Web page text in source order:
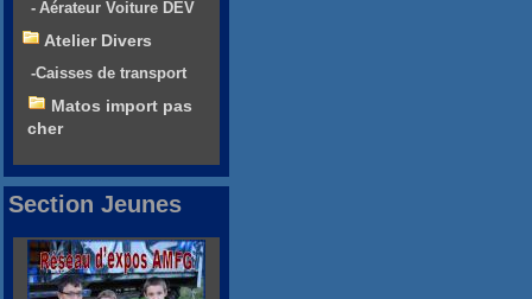
- Aérateur Voiture DEV
Atelier Divers
-Caisses de transport
Matos import pas
cher
Section Jeunes